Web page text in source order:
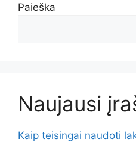
Paieška
Naujausi
Kaip teisingai naudoti